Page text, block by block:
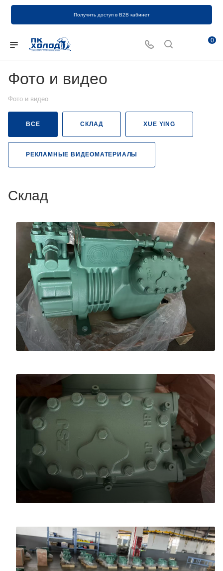
Получить доступ в B2B кабинет
0
Фото и видео
Фото и видео
ВСЕ СКЛАД XUE YING
РЕКЛАМНЫЕ ВИДЕОМАТЕРИАЛЫ
Склад